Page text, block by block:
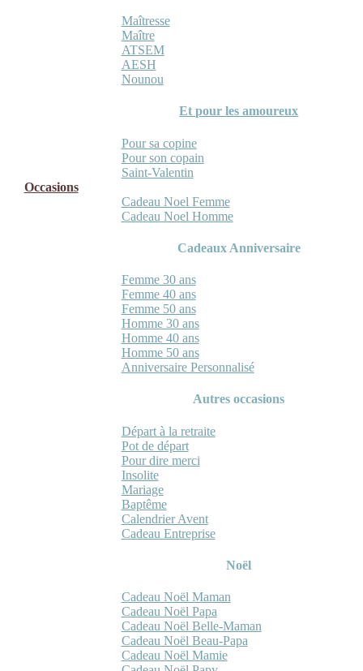
Maîtresse
Maître
ATSEM
AESH
Nounou
Et pour les amoureux
Pour sa copine
Pour son copain
Saint-Valentin
Occasions
Cadeau Noel Femme
Cadeau Noel Homme
Cadeaux Anniversaire
Femme 30 ans
Femme 40 ans
Femme 50 ans
Homme 30 ans
Homme 40 ans
Homme 50 ans
Anniversaire Personnalisé
Autres occasions
Départ à la retraite
Pot de départ
Pour dire merci
Insolite
Mariage
Baptême
Calendrier Avent
Cadeau Entreprise
Noël
Cadeau Noël Maman
Cadeau Noël Papa
Cadeau Noël Belle-Maman
Cadeau Noël Beau-Papa
Cadeau Noël Mamie